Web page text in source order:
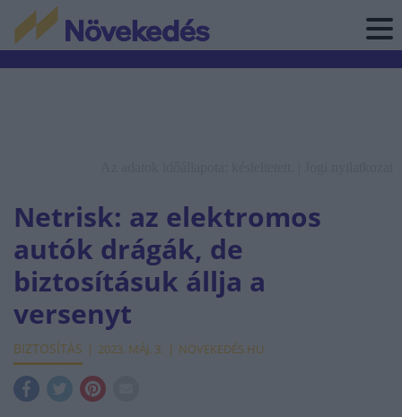
Netrisk: az elektromos
autók drágák, de
biztosításuk állja a
versenyt
BIZTOSÍTÁS 2023. MÁJ. 3. NÖVEKEDÉS.HU